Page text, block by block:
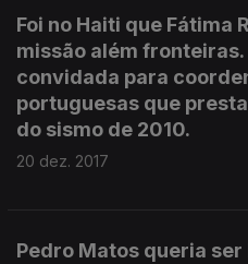
Foi no Haiti que Fátima
missão além fronteiras.
convidada para
portuguesas que
do sismo de 2010.
20 dez. 2017
Pedro Matos queria